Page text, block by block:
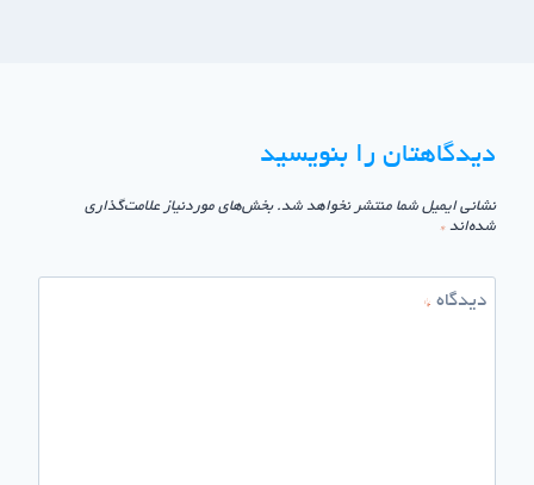
دیدگاهتان را بنویسید
نشانی ایمیل شما منتشر نخواهد شد. بخش‌های موردنیاز علامت‌گذاری
شده‌اند *
دیدگاه *